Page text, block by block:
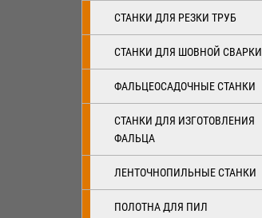
СТАНКИ ДЛЯ РЕЗКИ ТРУБ
СТАНКИ ДЛЯ ШОВНОЙ СВАРКИ
ФАЛЬЦЕОСАДОЧНЫЕ СТАНКИ
СТАНКИ ДЛЯ ИЗГОТОВЛЕНИЯ
ФАЛЬЦА
ЛЕНТОЧНОПИЛЬНЫЕ СТАНКИ
ПОЛОТНА ДЛЯ ПИЛ